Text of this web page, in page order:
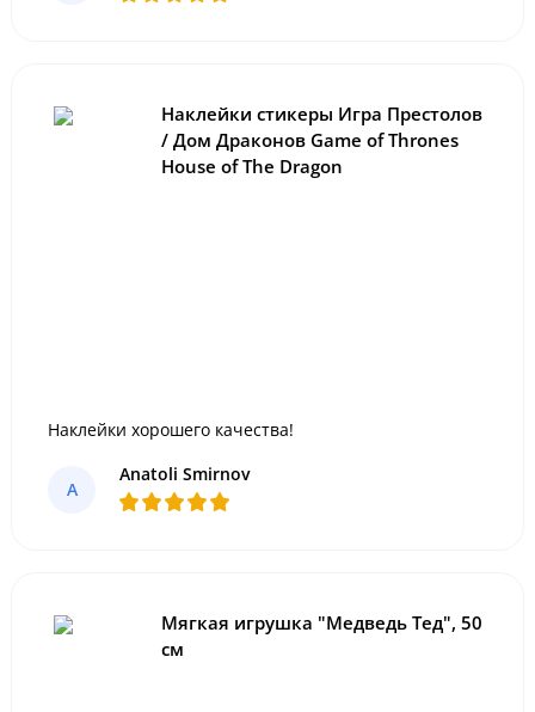
Наклейки стикеры Игра Престолов
/ Дом Драконов Game of Thrones
House of The Dragon
Наклейки хорошего качества!
A
Anatoli Smirnov
Мягкая игрушка "Медведь Тед", 50
см